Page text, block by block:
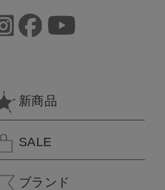
新商品
SALE
ブランド